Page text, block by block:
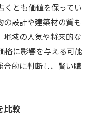
件選びの心得
家とは
ポイント
のポイント
ンニング
くとも価値を保ってい
の設計や建築材の質も
地域の人気や将来的な
格に影響を与える可能
合的に判断し、賢い購
比較